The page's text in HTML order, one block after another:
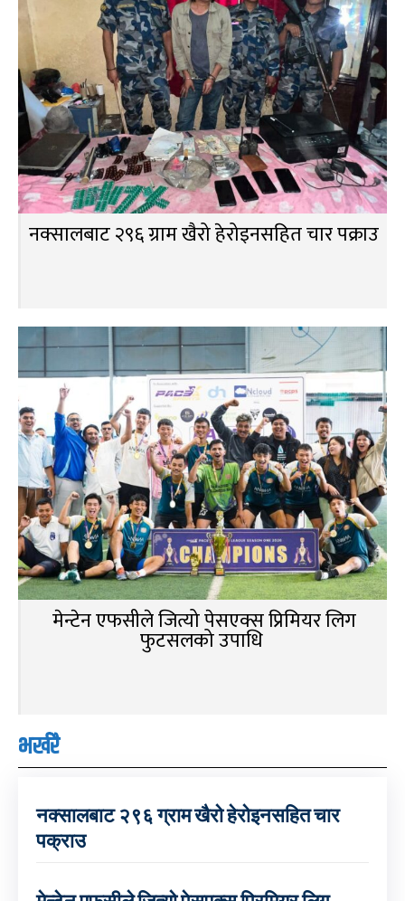
नक्सालबाट २९६ ग्राम खैरो हेरोइनसहित चार पक्राउ
मेन्टेन एफसीले जित्यो पेसएक्स प्रिमियर लिग
फुटसलको उपाधि
भर्खरै
नक्सालबाट २९६ ग्राम खैरो हेरोइनसहित चार
पक्राउ